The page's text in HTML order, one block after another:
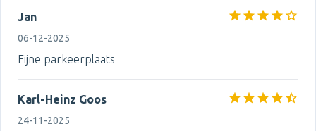
Jan
06-12-2025
Fijne parkeerplaats
Karl-Heinz Goos
24-11-2025